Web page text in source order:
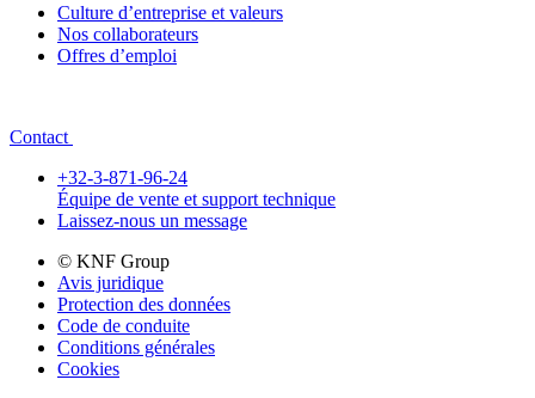
Culture d’entreprise et valeurs
Nos collaborateurs
Offres d’emploi
Contact
+32-3-871-96-24
Équipe de vente et support technique
Laissez-nous un message
© KNF Group
Avis juridique
Protection des données
Code de conduite
Conditions générales
Cookies